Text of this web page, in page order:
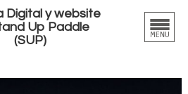
Digital y website
Up Paddle
(SUP)